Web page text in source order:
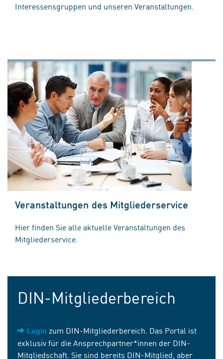
Interessensgruppen und unseren Veranstaltungen.
Veranstaltungen des Mitgliederservice
Hier finden Sie alle aktuelle Veranstaltungen des
Mitgliederservice.
DIN-Mitgliederbereich
Login zum DIN-Mitgliederbereich. Das Portal ist
exklusiv für die Ansprechpartner*innen der DIN-
Mitgliedschaft. Sie sind bereits DIN-Mitglied, aber